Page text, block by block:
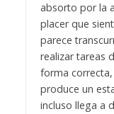
absorto por la
placer que
parece
realizar tareas
forma
produce un
incluso llega a